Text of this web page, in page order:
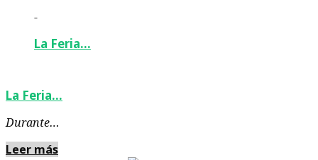
-
La Feria…
La Feria…
Durante…
Leer más